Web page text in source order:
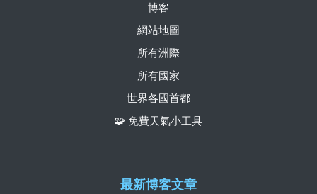
博客
網站地圖
所有洲際
所有國家
世界各國首都
🧩 免費天氣小工具
最新博客文章